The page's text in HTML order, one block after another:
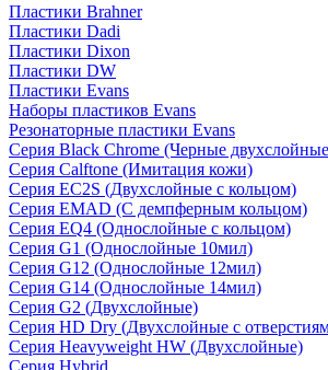
Пластики Brahner
Пластики Dadi
Пластики Dixon
Пластики DW
Пластики Evans
Наборы пластиков Evans
Резонаторные пластики Evans
Серия Black Chrome (Черные
Серия Calftone (Имитация кожи)
Серия EC2S (Двухслойные с кольцом)
Серия EMAD (С демпферным кольцом)
Серия EQ4 (Однослойные с кольцом)
Серия G1 (Однослойные 10мил)
Серия G12 (Однослойные 12мил)
Серия G14 (Однослойные 14мил)
Серия G2 (Двухслойные)
Серия HD Dry (Двухслойные с
Серия Heavyweight HW (Двухслойные)
Серия Hybrid